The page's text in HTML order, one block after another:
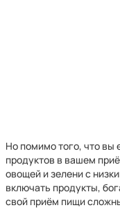
Но помимо того, что вы
продуктов в вашем
овощей и зелени с
включать продукты,
свой приём пищи